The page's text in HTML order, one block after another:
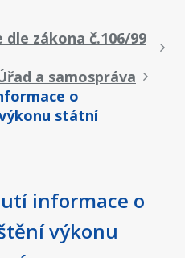
zákona č.106/99
a samospráva
o
státní
informace o
výkonu